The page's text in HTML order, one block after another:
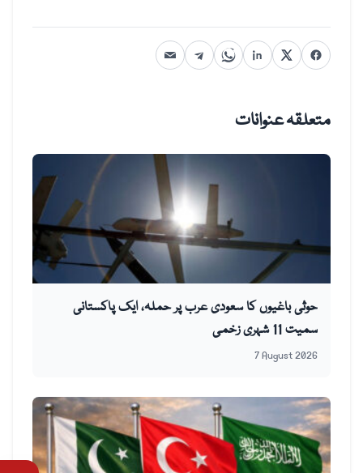
متعلقہ عنوانات
حوثی باغیوں کا سعودی عرب پر حملہ، ایک پاکستانی
سمیت 11 شہری زخمی
7 August 2026